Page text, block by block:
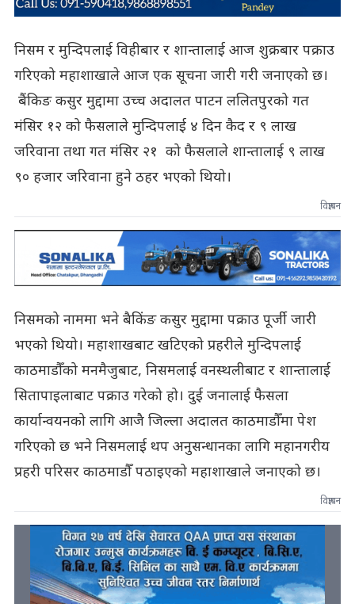
निसम र मुन्दिपलाई विहीबार र शान्तालाई आज शुक्रबार पक्राउ
गरिएको महाशाखाले आज एक सूचना जारी गरी जनाएको छ।
बैंकिङ कसुर मुद्दामा उच्च अदालत पाटन ललितपुरको गत
मंसिर १२ को फैसलाले मुन्दिपलाई ४ दिन कैद र ९ लाख
जरिवाना तथा गत मंसिर २१ को फैसलाले शान्तालाई ९ लाख
९० हजार जरिवाना हुने ठहर भएको थियो।
विज्ञापन
निसमको नाममा भने बैकिंङ कसुर मुद्दामा पक्राउ पूर्जी जारी
भएको थियो। महाशाखबाट खटिएको प्रहरीले मुन्दिपलाई
काठमाडौँको मनमैजुबाट, निसमलाई वनस्थलीबाट र शान्तालाई
सितापाइलाबाट पक्राउ गरेको हो। दुई जनालाई फैसला
कार्यान्वयनको लागि आजै जिल्ला अदालत काठमाडौँमा पेश
गरिएको छ भने निसमलाई थप अनुसन्धानका लागि महानगरीय
प्रहरी परिसर काठमाडौँ पठाइएको महाशाखाले जनाएको छ।
विज्ञापन